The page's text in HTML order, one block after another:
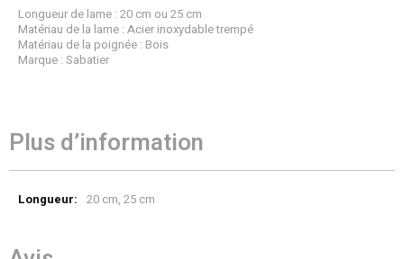
Longueur de lame : 20 cm ou 25 cm
Matériau de la lame : Acier inoxydable trempé
Matériau de la poignée : Bois
Marque : Sabatier
Plus d’information
d’information 20 cm, 25 cm